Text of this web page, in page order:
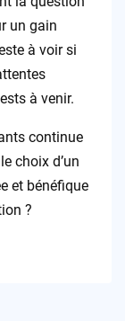
un gain
à voir si
à venir.
continue
choix d’un
et bénéfique
?